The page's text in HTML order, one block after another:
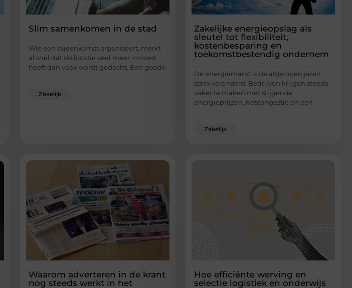
Slim samenkomen in de stad
Wie een bijeenkomst organiseert, merkt
al snel dat de locatie veel meer invloed
heeft dan vaak wordt gedacht. Een goede
...
Zakelijk
Zakelijke energieopslag als
sleutel tot flexibiliteit,
kostenbesparing en
toekomstbestendig ondernem
De energiemarkt is de afgelopen jaren
sterk veranderd. Bedrijven krijgen steeds
vaker te maken met stijgende
energieprijzen, netcongestie en een
...
Zakelijk
Waarom adverteren in de krant
nog steeds werkt in het
Hoe efficiënte werving en
selectie logistiek en onderwijs